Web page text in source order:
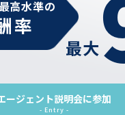
高水準の
率
最大
ージェント説明会に参加
- Entry -